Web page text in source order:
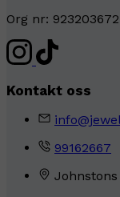
Org nr: 923203672
Kontakt oss
99162667
Johnstons